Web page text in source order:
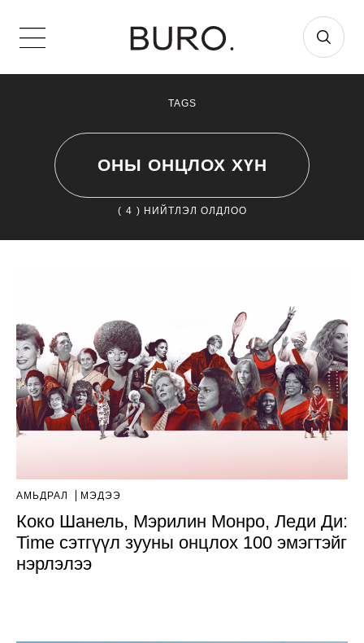
TAGS
ОНЫ ОНЦЛОХ ХҮН
( 4 ) НИЙТЛЭЛ ОЛДЛОО
АМЬДРАЛ МЭДЭЭ
Коко Шанель, Мэрилин Монро, Леди Ди:
Time сэтгүүл зууны онцлох 100 эмэгтэйг
нэрлэлээ